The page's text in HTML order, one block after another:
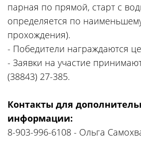
парная по прямой, старт с
определяется по
прохождения).
- Победители награждаются
- Заявки на участие
(38843) 27-385.
Контакты для
информации:
8-903-996-6108 - Ольга